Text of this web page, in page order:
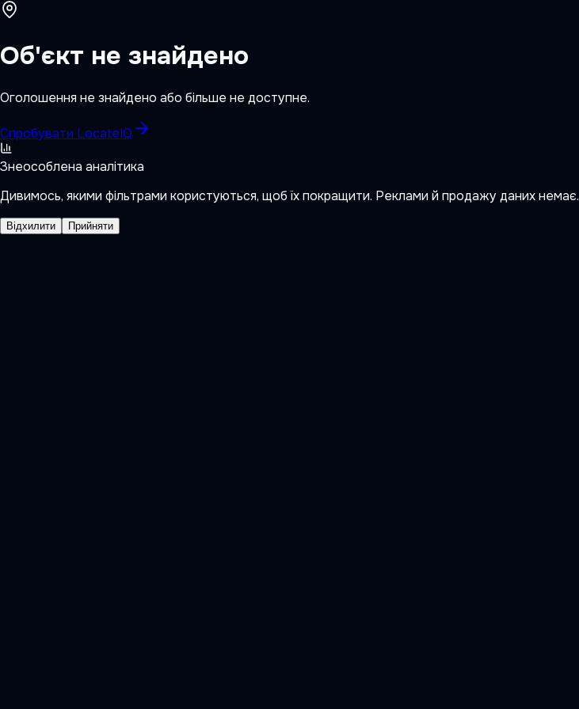
Об'єкт не знайдено
Оголошення не знайдено або більше не доступне.
Спробувати LocateIQ
Знеособлена аналітика
Дивимось, якими фільтрами користуються, щоб їх покращити. Реклами й продажу даних немає.
Відхилити Прийняти